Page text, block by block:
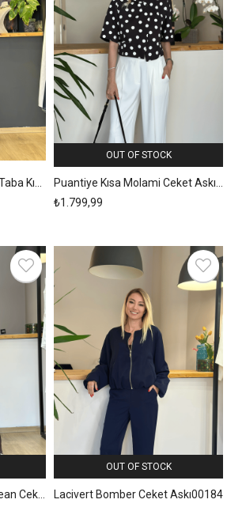
Marka Model Kapüşonlu Taba Kısa Mont
OUT OF STOCK
Puantiye Kısa Molami Ceket Askı00124
₺1.799,99
Kahve Fermuar Detaylı Jean Ceket Askı0044
OUT OF STOCK
Lacivert Bomber Ceket Askı00184